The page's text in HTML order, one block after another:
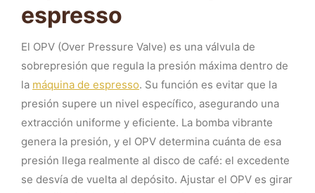
espresso
El OPV (Over Pressure Valve) es una válvula de
sobrepresión que regula la presión máxima dentro de
la máquina de espresso. Su función es evitar que la
presión supere un nivel específico, asegurando una
extracción uniforme y eficiente. La bomba vibrante
genera la presión, y el OPV determina cuánta de esa
presión llega realmente al disco de café: el excedente
se desvía de vuelta al depósito. Ajustar el OPV es girar